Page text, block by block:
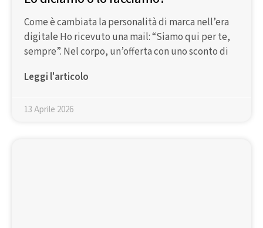
Come è cambiata la personalità di marca nell’era
digitale Ho ricevuto una mail: “Siamo qui per te,
sempre”. Nel corpo, un’offerta con uno sconto di
Leggi l'articolo
13 Aprile 2026